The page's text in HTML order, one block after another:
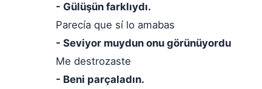
- Gülüşün farklıydı.
Parecía que sí lo amabas
- Seviyor muydun onu görünüyordu
Me destrozaste
- Beni parçaladın.